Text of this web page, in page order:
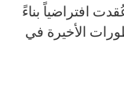
افتراضياً بناءً
الأخيرة في